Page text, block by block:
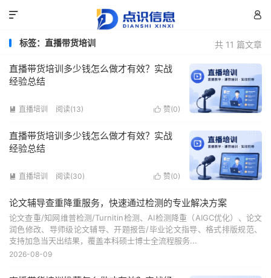


共 11 篇文章
标签：直播带货培训
直播带货培训多少钱怎么做才有效？实战
经验总结
 赞(0)
 直播培训 阅读(13)
直播带货培训多少钱怎么做才有效？实战
经验总结
 赞(0)
 直播培训 阅读(30)
论文辅导查重降重服务，快速通过检测的专业解决方案
论文查重/知网维普检测/Turnitin检测、AI检测降重（AIGC优化）、论文
润色修改、导师级论文辅导、开题报告/毕业论文指导、格式排版规范、
支持加急当天出结果，覆盖本科硕士博士全流程服务...
2026-08-09